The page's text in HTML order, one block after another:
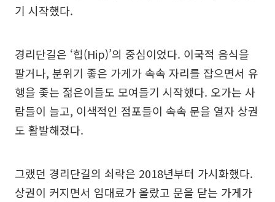
기 시작했다.
경리단길은 ‘힙(Hip)’의 중심이었다. 이국적 음식을
팔거나, 분위기 좋은 가게가 속속 자리를 잡으면서 유
행을 좇는 젊은이들도 모여들기 시작했다. 오가는 사
람들이 늘고, 이색적인 점포들이 속속 문을 열자 상권
도 활발해졌다.
그랬던 경리단길의 쇠락은 2018년부터 가시화했다.
상권이 커지면서 임대료가 올랐고 문을 닫는 가게가